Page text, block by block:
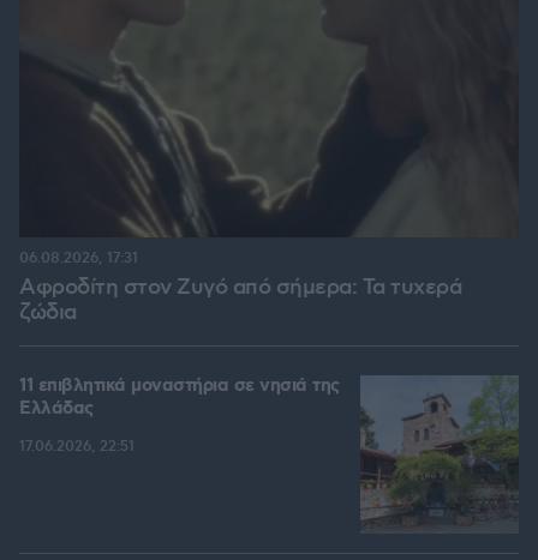
Αφροδίτη στον Ζυγό από σήμερα: Τα τυχερά
ζώδια
06.08.2026, 17:31
11 επιβλητικά μοναστήρια σε νησιά της
Ελλάδας
17.06.2026, 22:51